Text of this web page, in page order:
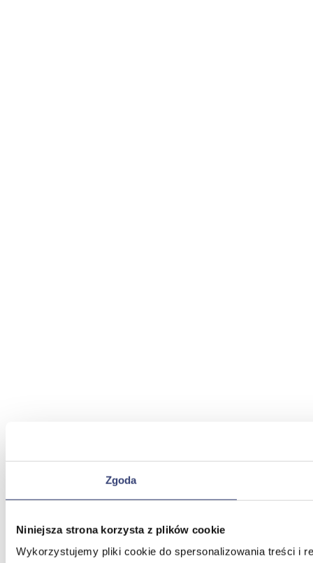
Zgoda
Niniejsza strona korzysta z plików cookie
Wykorzystujemy pliki cookie do spersonalizowania treści i